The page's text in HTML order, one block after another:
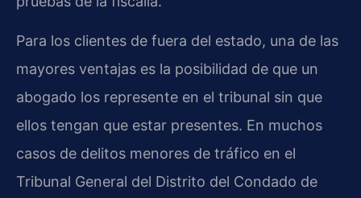
Para los clientes de fuera del estado, una de las
mayores ventajas es la posibilidad de que un
abogado los represente en el tribunal sin que
ellos tengan que estar presentes. En muchos
casos de delitos menores de tráfico en el
Tribunal General del Distrito del Condado de